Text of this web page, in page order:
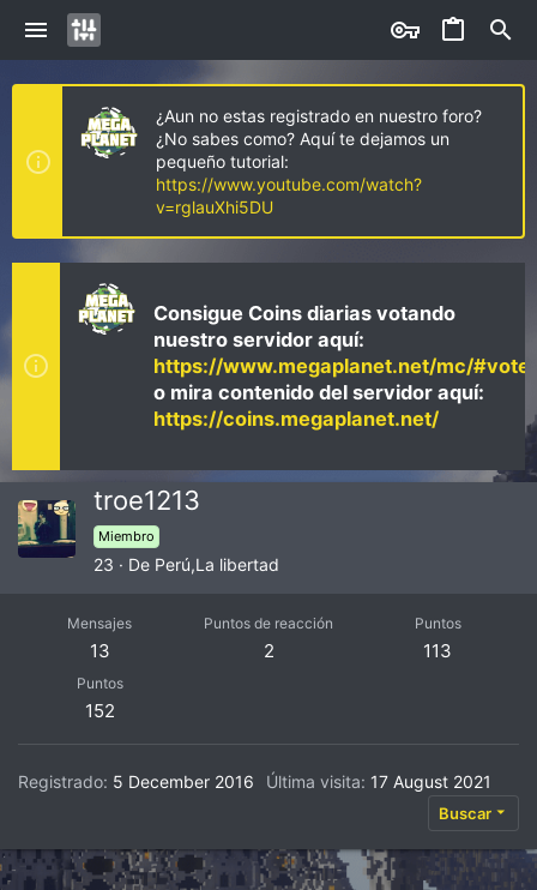
¿Aun no estas registrado en nuestro foro?
¿No sabes como? Aquí te dejamos un
pequeño tutorial:
https://www.youtube.com/watch?
v=rglauXhi5DU
Consigue Coins diarias votando
nuestro servidor aquí:
https://www.megaplanet.net/mc/#vote
o mira contenido del servidor aquí:
https://coins.megaplanet.net/
troe1213
Miembro
23 · De Perú,La libertad
Mensajes
13
Puntos de reacción
2
Puntos
113
Puntos
152
Registrado 5 December 2016 Última visita 17 August 2021
Buscar